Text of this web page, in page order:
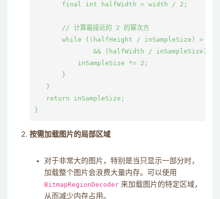
       final int halfWidth = width / 2;
       // 计算最接近的 2 的幂次方
while ((halfHeight / inSampleSize) >
&& (halfWidth / inSampleSize) >
           inSampleSize *= 2;
       }
   }
   return inSampleSize;
按需加载图片的局部区域
对于非常大的图片，特别是当只显示一部分时，
加载整个图片会浪费大量内存。可以使用
BitmapRegionDecoder 来加载图片的特定区域，
从而减少内存占用。